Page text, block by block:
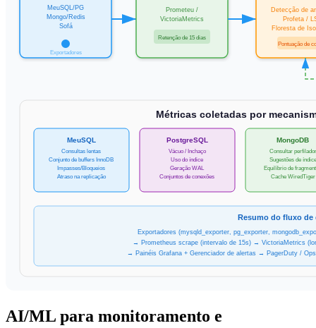
MeuSQL/PG
Mongo/Redis
Sofá
Exportadores
Prometeu /
VictoriaMetrics
Retenção de 15 dias
Detecção de
Profeta /
Floresta de
Pontuação de
Métricas coletadas por
MeuSQL
Consultas lentas
Conjunto de buffers InnoDB
Impasses/Bloqueios
Atraso na replicação
PostgreSQL
Vácuo / Inchaço
Uso do índice
Geração WAL
Conjuntos de conexões
MongoDB
Consultar perfilador
Sugestões de
Equilíbrio de
Cache WiredTiger
Resumo do fluxo de
Exportadores (mysqld_exporter, pg_exporter,
→ Prometheus scrape (intervalo de 15s) → VictoriaMetrics
→ Painéis Grafana + Gerenciador de alertas → PagerDuty /
AI/ML para monitoramento e